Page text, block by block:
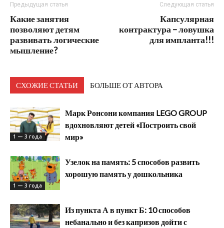
Предыдущая статья
Какие занятия
позволяют детям
развивать логические
мышление?
Следующая статья
Капсулярная
контрактура – ловушка
для импланта!!!
СХОЖИЕ СТАТЬИ БОЛЬШЕ ОТ АВТОРА
1 — 3 года
Марк Ронсони компания LEGO GROUP
вдохновляют детей «Построить свой
мир»
1 — 3 года
Узелок на память: 5 способов развить
хорошую память у дошкольника
Из пункта А в пункт Б: 10 способов
небанально и без капризов дойти с